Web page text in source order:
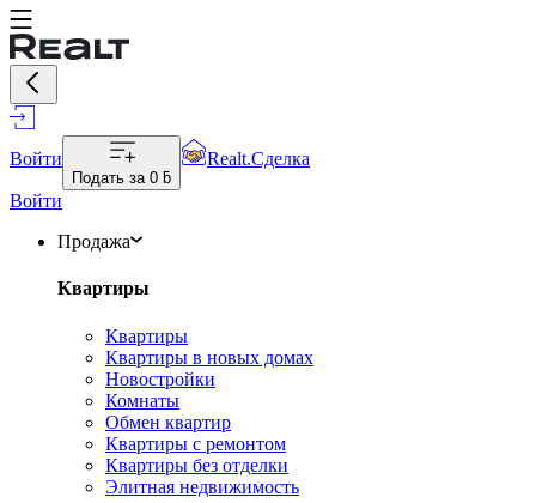
Войти
Подать за 0 ƃ
Realt.Сделка
Войти
Продажа
Квартиры
Квартиры
Квартиры в новых домах
Новостройки
Комнаты
Обмен квартир
Квартиры с ремонтом
Квартиры без отделки
Элитная недвижимость